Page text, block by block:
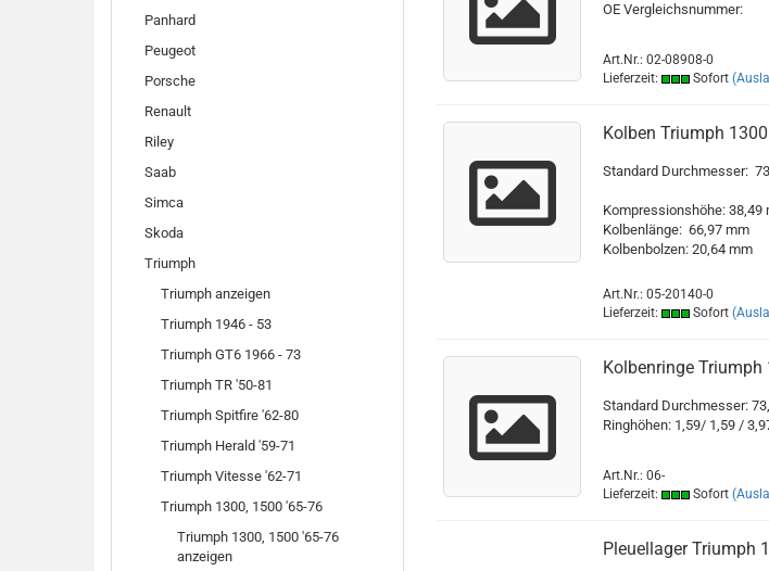
OE Vergleichsnummer:
Art.Nr.: 02-08908-0
Lieferzeit:
Sofort
Kolben Triumph
Standard Durchmesser:
Kompressionshöhe: 38,49
Kolbenlänge: 66,97 mm
Kolbenbolzen: 20,64 mm
Art.Nr.: 05-20140-0
Lieferzeit:
Sofort
Kolbenringe Triumph
Standard Durchmesser:
Ringhöhen: 1,59/ 1,59 /
Art.Nr.: 06-
Lieferzeit:
Sofort
Pleuellager Triumph
Panhard
Peugeot
Porsche
Renault
Riley
Saab
Simca
Skoda
Triumph
Triumph anzeigen
Triumph 1946 - 53
Triumph GT6 1966 - 73
Triumph TR '50-81
Triumph Spitfire '62-80
Triumph Herald '59-71
Triumph Vitesse '62-71
Triumph 1300, 1500 '65-76
Triumph 1300, 1500 '65-76
anzeigen